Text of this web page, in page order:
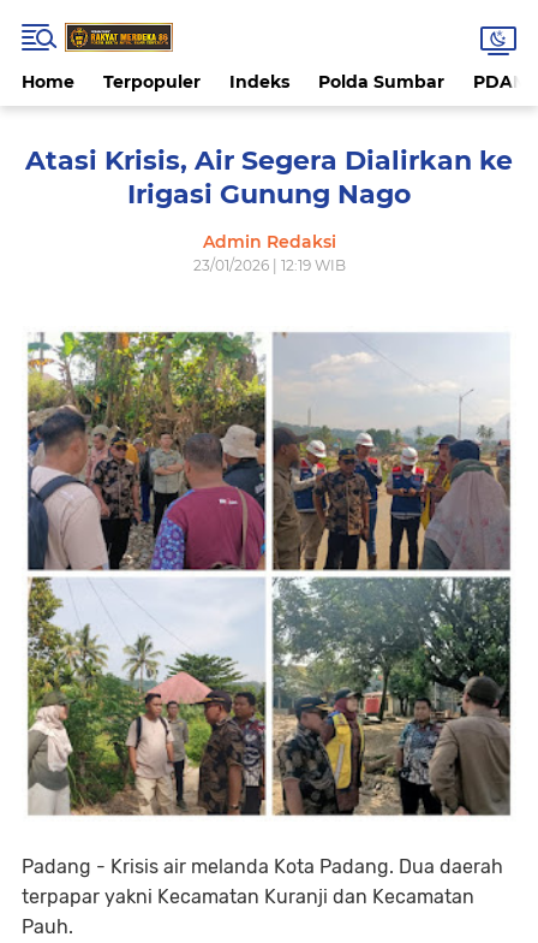
Home Terpopuler Indeks Polda Sumbar PDAM
Atasi Krisis, Air Segera Dialirkan ke
Irigasi Gunung Nago
Admin Redaksi
23/01/2026 | 12:19 WIB
Padang - Krisis air melanda Kota Padang. Dua daerah
terpapar yakni Kecamatan Kuranji dan Kecamatan
Pauh.